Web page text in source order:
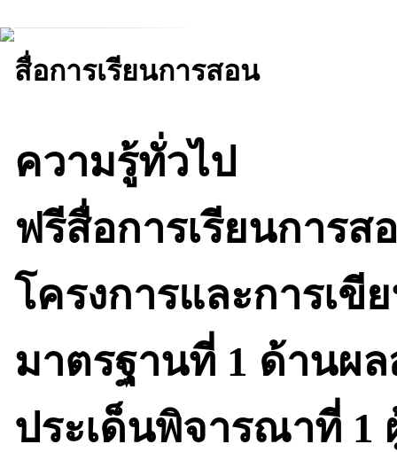
สื่อการเรียนการสอน
ความรู้ทั่วไป
ฟรีสื่อการเรียนการส
โครงการและการเขี
มาตรฐานที่ 1 ด้านผ
ประเด็นพิจารณาที่ 1